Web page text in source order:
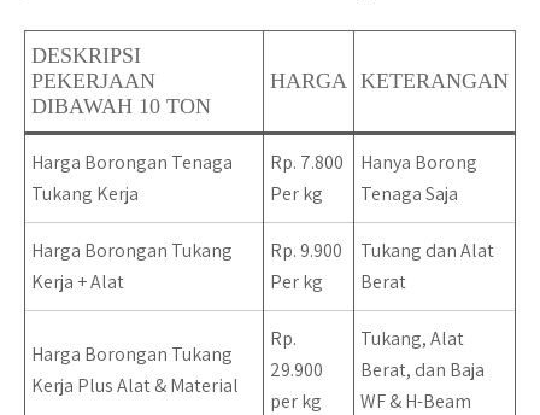
DESKRIPSI
PEKERJAAN
DIBAWAH 10 TON
HARGA KETERANGAN
Harga Borongan Tenaga
Tukang Kerja
Rp. 7.800
Per kg
Hanya Borong
Tenaga Saja
Harga Borongan Tukang
Kerja + Alat
Rp. 9.900
Per kg
Tukang dan Alat
Berat
Harga Borongan Tukang
Kerja Plus Alat & Material
Rp.
29.900
per kg
Tukang, Alat
Berat, dan Baja
WF & H-Beam